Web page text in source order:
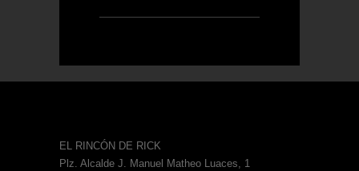
EL RINCÓN DE RICK
Plz. Alcalde J. Manuel Matheo Luaces, 1